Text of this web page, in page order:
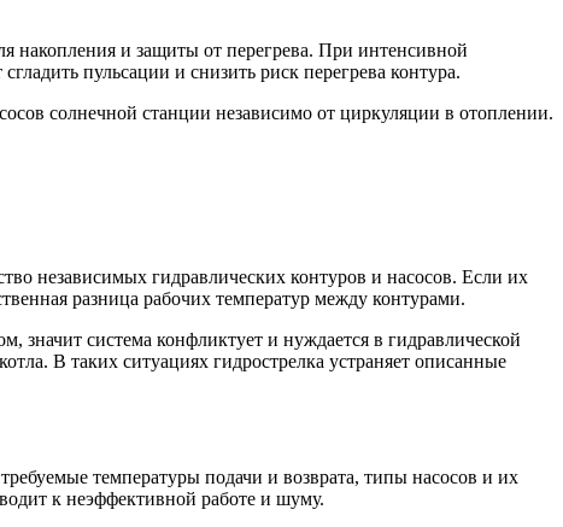
накопления и защиты от перегрева. При интенсивной
пульсации и снизить риск перегрева контура.
солнечной станции независимо от циркуляции в отоплении.
независимых гидравлических контуров и насосов. Если их
разница рабочих температур между контурами.
значит система конфликтует и нуждается в гидравлической
В таких ситуациях гидрострелка устраняет описанные
температуры подачи и возврата, типы насосов и их
к неэффективной работе и шуму.